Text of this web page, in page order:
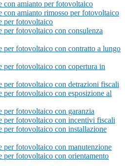
con amianto per fotovoltaico
con amianto rimosso per fotovoltaico
per fotovoltaico
per fotovoltaico con consulenza
per fotovoltaico con contratto a lungo
per fotovoltaico con copertura in
per fotovoltaico con detrazioni fiscali
per fotovoltaico con esposizione al
per fotovoltaico con garanzia
per fotovoltaico con incentivi fiscali
per fotovoltaico con installazione
per fotovoltaico con manutenzione
per fotovoltaico con orientamento